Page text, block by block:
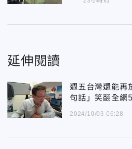
延伸閱讀
週五台灣還能再
句話」笑翻全網
2024/10/03 06:28